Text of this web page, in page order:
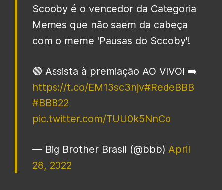
Scooby é o vencedor da Categoria
Memes que não saem da cabeça
com o meme 'Pausas do Scooby'!
🟢 Assista à premiação AO VIVO! ➡️
https://t.co/EM13sc3njv#RedeBBB
#BBB22
pic.twitter.com/TUU0k5NnCo
— Big Brother Brasil (@bbb) April
28, 2022